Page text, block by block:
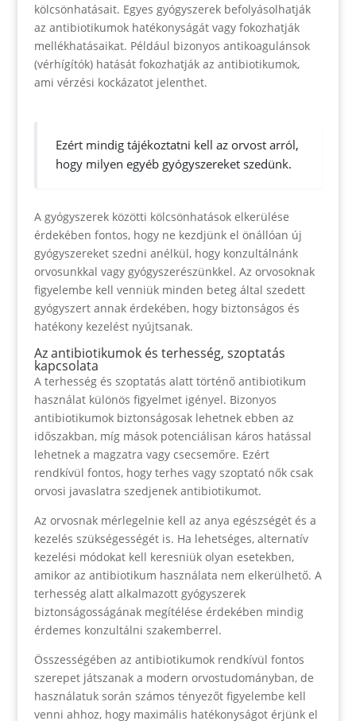
kölcsönhatásait. Egyes gyógyszerek befolyásolhatják
az antibiotikumok hatékonyságát vagy fokozhatják
mellékhatásaikat. Például bizonyos antikoagulánsok
(vérhígítók) hatását fokozhatják az antibiotikumok,
ami vérzési kockázatot jelenthet.
Ezért mindig tájékoztatni kell az orvost arról,
hogy milyen egyéb gyógyszereket szedünk.
A gyógyszerek közötti kölcsönhatások elkerülése
érdekében fontos, hogy ne kezdjünk el önállóan új
gyógyszereket szedni anélkül, hogy konzultálnánk
orvosunkkal vagy gyógyszerészünkkel. Az orvosoknak
figyelembe kell venniük minden beteg által szedett
gyógyszert annak érdekében, hogy biztonságos és
hatékony kezelést nyújtsanak.
Az antibiotikumok és terhesség, szoptatás
kapcsolata
A terhesség és szoptatás alatt történő antibiotikum
használat különös figyelmet igényel. Bizonyos
antibiotikumok biztonságosak lehetnek ebben az
időszakban, míg mások potenciálisan káros hatással
lehetnek a magzatra vagy csecsemőre. Ezért
rendkívül fontos, hogy terhes vagy szoptató nők csak
orvosi javaslatra szedjenek antibiotikumot.
Az orvosnak mérlegelnie kell az anya egészségét és a
kezelés szükségességét is. Ha lehetséges, alternatív
kezelési módokat kell keresniük olyan esetekben,
amikor az antibiotikum használata nem elkerülhető. A
terhesség alatt alkalmazott gyógyszerek
biztonságosságának megítélése érdekében mindig
érdemes konzultálni szakemberrel.
Összességében az antibiotikumok rendkívül fontos
szerepet játszanak a modern orvostudományban, de
használatuk során számos tényezőt figyelembe kell
venni ahhoz, hogy maximális hatékonyságot érjünk el